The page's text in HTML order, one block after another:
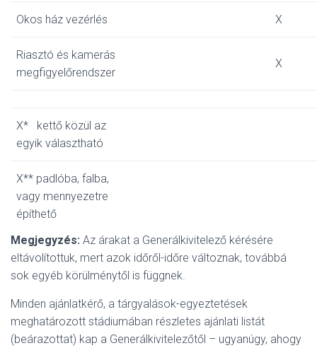
Okos ház vezérlés X
Riasztó és kamerás
megfigyelőrendszer
X
X* kettő közül az
egyik választható
X** padlóba, falba,
vagy mennyezetre
építhető
Megjegyzés: Az árakat a Generálkivitelező kérésére
eltávolítottuk, mert azok időről-időre változnak, továbbá
sok egyéb körülménytől is függnek.
Minden ajánlatkérő, a tárgyalások-egyeztetések
meghatározott stádiumában részletes ajánlati listát
(beárazottat) kap a Generálkivitelezőtől – ugyanúgy, ahogy